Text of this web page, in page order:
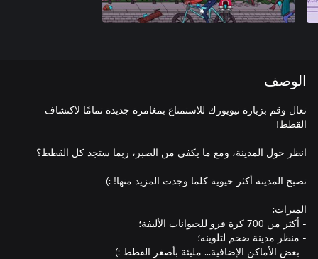
الوصف
تعال وقم بزيارة نيويورك للاستمتاع بمغامرة جديدة تمامًا لاكتشاف
- بعض الأماكن الإضافية... مليئة بأصغر القطط :)